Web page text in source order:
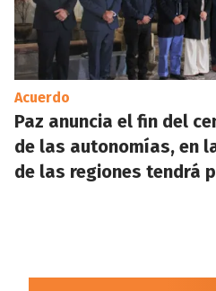
Acuerdo
Paz anuncia el fin del
de las autonomías, en
de las regiones tendrá